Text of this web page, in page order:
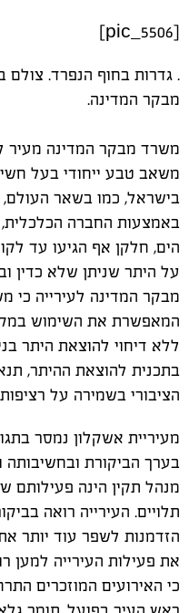
[pic_5506]
. גדרות בחוף הנפרד. צולם
מבקר המדינה.
משרד מבקר המדינה מעיר
משאב טבע ייחודי בעל
בישראל, כמו בשאר העולם,
באמצעות החברה הכלכלית,
הים, חלקן אף הגיעו עד
על היתר שניתן שלא כדין
מבקר המדינה לעירייה כי
המאפשרת את השימוש
ללא דיחוי להוצאת היתר
בתכנית להוצאת ההיתר,
הציבורי בשמירה על
מעיריית אשקלון נמסר
בערך הביקורת ובחשיבותה
מנהל תקין הינה פעילותם
תלויים. העירייה רואה
הזדמנות לשפר עוד יותר
את פעילות העירייה למען
כי האירועים המוזכרים